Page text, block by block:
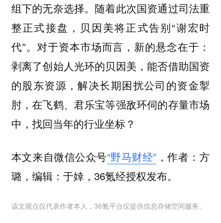
组下的无奈选择。随着此次国资通过司法重
整正式接盘，贝因美将正式告别“谢宏时
代”。对于资本市场而言，新的悬念在于：
剥离了创始人光环的贝因美，能否借助国资
的股东资源，解决长期困扰公司的资金掣
肘，在飞鹤、君乐宝等强敌环伺的存量市场
中，找回当年的行业坐标？
本文来自微信公众号“野马财经” ，作者：方
璐，编辑：于婞，36氪经授权发布。
该文观点仅代表作者本人，36氪平台仅提供信息存储空间服务。